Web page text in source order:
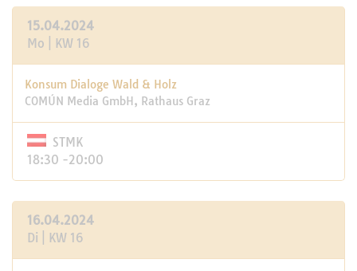
15.04.2024
Mo | KW 16
Konsum Dialoge Wald & Holz
COMÚN Media GmbH, Rathaus Graz
STMK
18:30 -20:00
16.04.2024
Di | KW 16